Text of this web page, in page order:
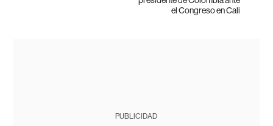
el Congreso en Cali
PUBLICIDAD